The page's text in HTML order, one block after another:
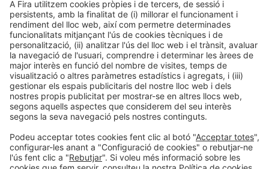
Etiquetes
Accés a l'habitatgeArquitectura saludable Construcció
industrialitzada construcción Construcció sostenible diseño
Disrupció en habitatge Habitatge saludable habitatge
social Industrialització i automatització Innovació en software Intel·ligència
SostenibilitatTendències